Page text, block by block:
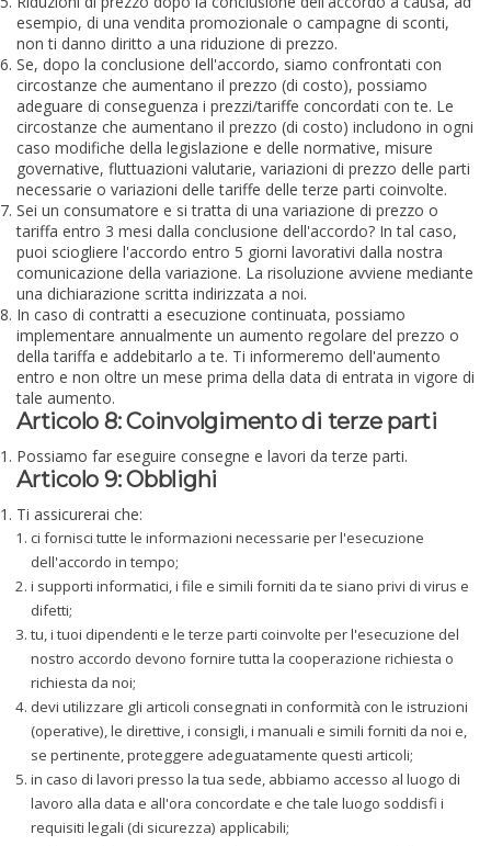
esempio, di una vendita promozionale o campagne di sconti,
non ti danno diritto a una riduzione di prezzo.
Se, dopo la conclusione dell'accordo, siamo confrontati con
circostanze che aumentano il prezzo (di costo), possiamo
adeguare di conseguenza i prezzi/tariffe concordati con te. Le
circostanze che aumentano il prezzo (di costo) includono in ogni
caso modifiche della legislazione e delle normative, misure
governative, fluttuazioni valutarie, variazioni di prezzo delle parti
necessarie o variazioni delle tariffe delle terze parti coinvolte.
Sei un consumatore e si tratta di una variazione di prezzo o
tariffa entro 3 mesi dalla conclusione dell'accordo? In tal caso,
puoi sciogliere l'accordo entro 5 giorni lavorativi dalla nostra
comunicazione della variazione. La risoluzione avviene mediante
una dichiarazione scritta indirizzata a noi.
In caso di contratti a esecuzione continuata, possiamo
implementare annualmente un aumento regolare del prezzo o
della tariffa e addebitarlo a te. Ti informeremo dell'aumento
entro e non oltre un mese prima della data di entrata in vigore di
tale aumento.
Articolo 8: Coinvolgimento di terze parti
Possiamo far eseguire consegne e lavori da terze parti.
Articolo 9: Obblighi
Ti assicurerai che:
ci fornisci tutte le informazioni necessarie per l'esecuzione
dell'accordo in tempo;
i supporti informatici, i file e simili forniti da te siano privi di virus e
difetti;
tu, i tuoi dipendenti e le terze parti coinvolte per l'esecuzione del
nostro accordo devono fornire tutta la cooperazione richiesta o
richiesta da noi;
devi utilizzare gli articoli consegnati in conformità con le istruzioni
(operative), le direttive, i consigli, i manuali e simili forniti da noi e,
se pertinente, proteggere adeguatamente questi articoli;
in caso di lavori presso la tua sede, abbiamo accesso al luogo di
lavoro alla data e all'ora concordate e che tale luogo soddisfi i
requisiti legali (di sicurezza) applicabili;